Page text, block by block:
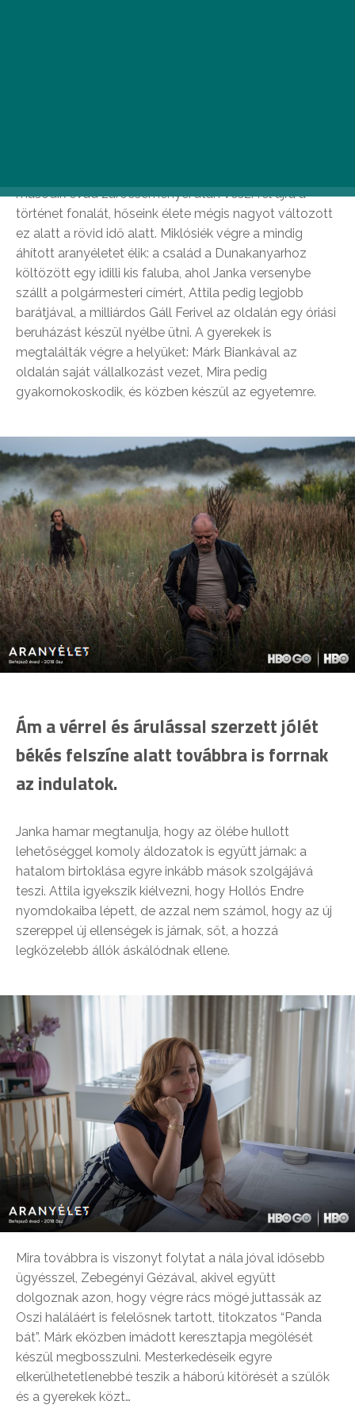
második évad záróeseményei után veszi fel újra a
történet fonalát, hőseink élete mégis nagyot változott
ez alatt a rövid idő alatt. Miklósiék végre a mindig
áhított aranyéletet élik: a család a Dunakanyarhoz
költözött egy idilli kis faluba, ahol Janka versenybe
szállt a polgármesteri címért, Attila pedig legjobb
barátjával, a milliárdos Gáll Ferivel az oldalán egy óriási
beruházást készül nyélbe ütni. A gyerekek is
megtalálták végre a helyüket: Márk Biankával az
oldalán saját vállalkozást vezet, Mira pedig
gyakornokoskodik, és közben készül az egyetemre.
Ám a vérrel és árulással szerzett jólét
békés felszíne alatt továbbra is forrnak
az indulatok.
Janka hamar megtanulja, hogy az ölébe hullott
lehetőséggel komoly áldozatok is együtt járnak: a
hatalom birtoklása egyre inkább mások szolgájává
teszi. Attila igyekszik kiélvezni, hogy Hollós Endre
nyomdokaiba lépett, de azzal nem számol, hogy az új
szereppel új ellenségek is járnak, sőt, a hozzá
legközelebb állók áskálódnak ellene.
Mira továbbra is viszonyt folytat a nála jóval idősebb
ügyésszel, Zebegényi Gézával, akivel együtt
dolgoznak azon, hogy végre rács mögé juttassák az
Oszi haláláért is felelősnek tartott, titokzatos “Panda
bát”. Márk eközben imádott keresztapja megölését
készül megbosszulni. Mesterkedéseik egyre
elkerülhetetlenebbé teszik a háború kitörését a szülők
és a gyerekek közt…